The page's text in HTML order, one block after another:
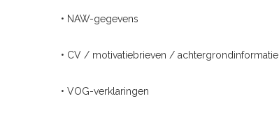
• NAW-gegevens
• CV / motivatiebrieven / achtergrondinformatie
• VOG-verklaringen